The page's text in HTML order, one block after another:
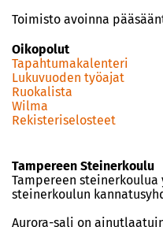
Toimisto avoinna
Oikopolut
Tapahtumakalenteri
Lukuvuoden työajat
Ruokalista
Wilma
Rekisteriselosteet
Tampereen Steinerkoulu
Tampereen
steinerkoulun
Aurora-sali on